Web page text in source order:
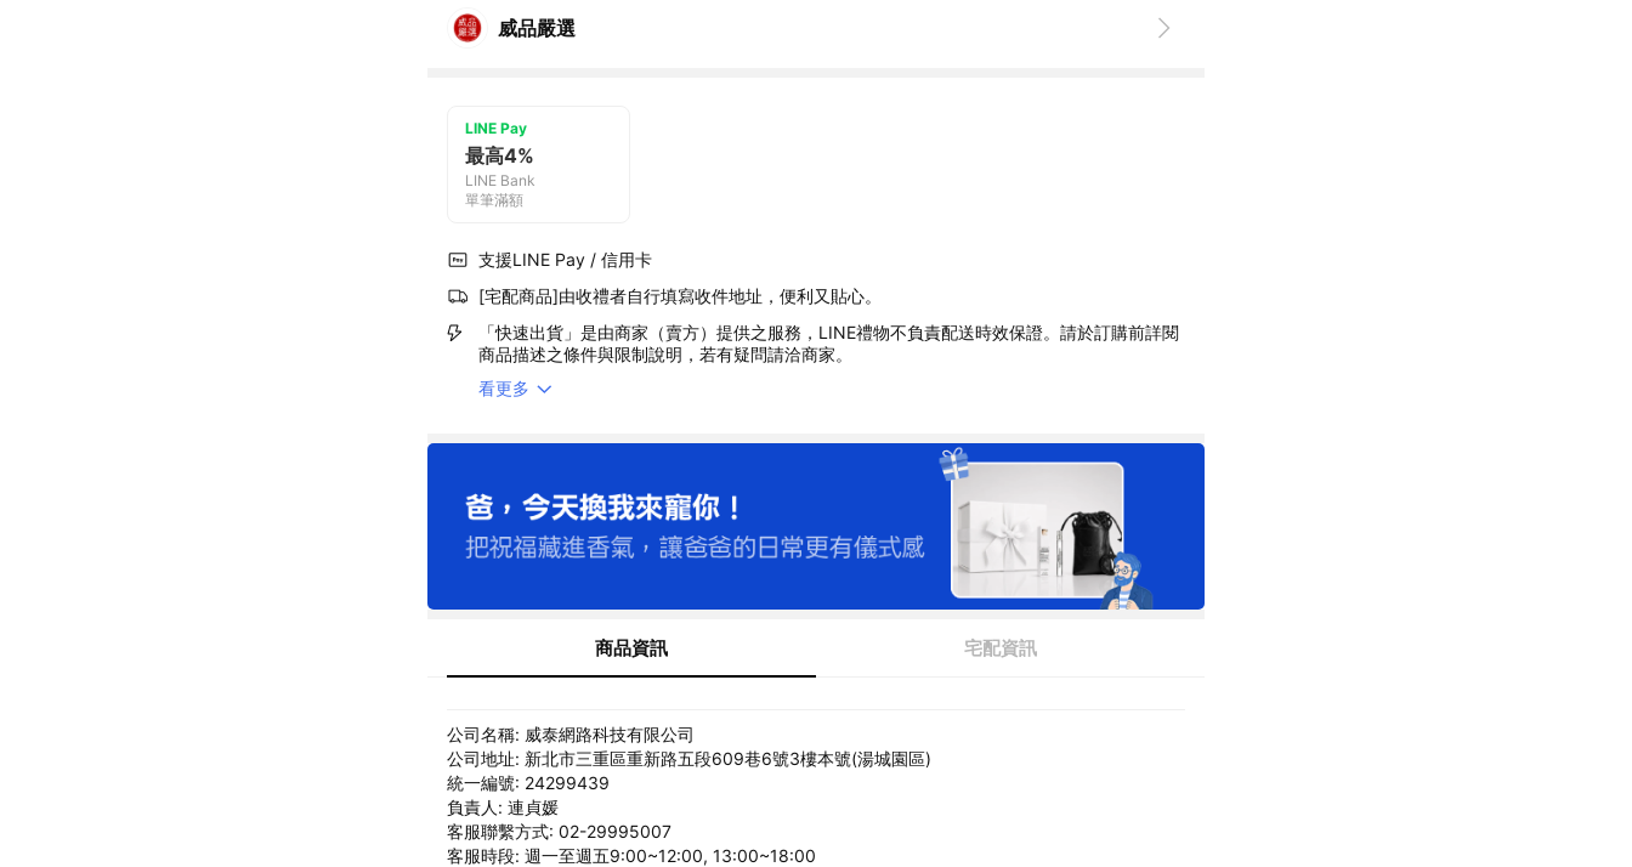
威品嚴選
LINE Pay
最高4%
LINE Bank
單筆滿額
支援LINE Pay / 信用卡
[宅配商品]由收禮者自行填寫收件地址，便利又貼心。
「快速出貨」是由商家（賣方）提供之服務，LINE禮物不負責配送時效保證。請於訂購前詳閱
商品描述之條件與限制說明，若有疑問請洽商家。
看更多
商品資訊 宅配資訊
公司名稱: 威泰網路科技有限公司
公司地址: 新北市三重區重新路五段609巷6號3樓本號(湯城園區)
統一編號: 24299439
負責人: 連貞媛
客服聯繫方式: 02-29995007
客服時段: 週一至週五9:00~12:00, 13:00~18:00